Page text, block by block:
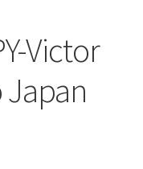
Victor
Japan